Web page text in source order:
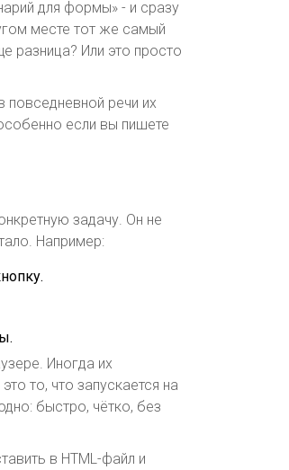
для формы» - и сразу
месте тот же самый
разница? Или это просто
речи их
если вы пишете
задачу. Он не
Например:
Иногда их
то, что запускается на
быстро, чётко, без
в HTML-файл и